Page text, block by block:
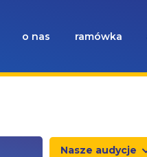
o nas ramówka
Nasze audycje